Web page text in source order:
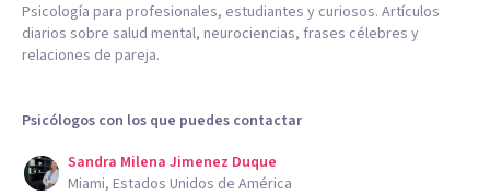
Psicología para profesionales, estudiantes y curiosos. Artículos
diarios sobre salud mental, neurociencias, frases célebres y
relaciones de pareja.
Psicólogos con los que puedes contactar
Sandra Milena Jimenez Duque
Miami, Estados Unidos de América